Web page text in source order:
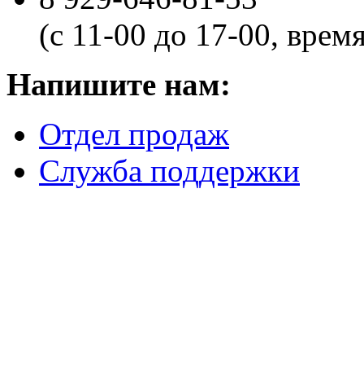
(с 11-00 до 17-00,
Напишите нам:
Отдел продаж
Служба поддержки